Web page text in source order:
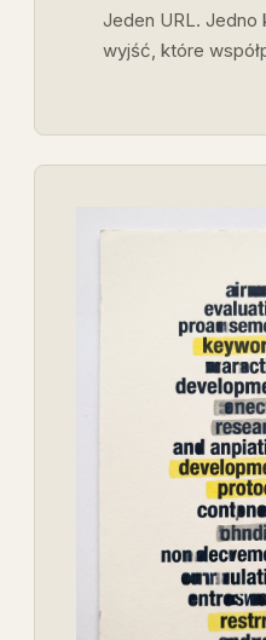
Jeden URL. Jedno
wyjść, które